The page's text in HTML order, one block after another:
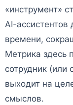
«инструмент»
AI-ассистентов
времени,
Метрика здесь
сотрудник (или
выходит на
смыслов.